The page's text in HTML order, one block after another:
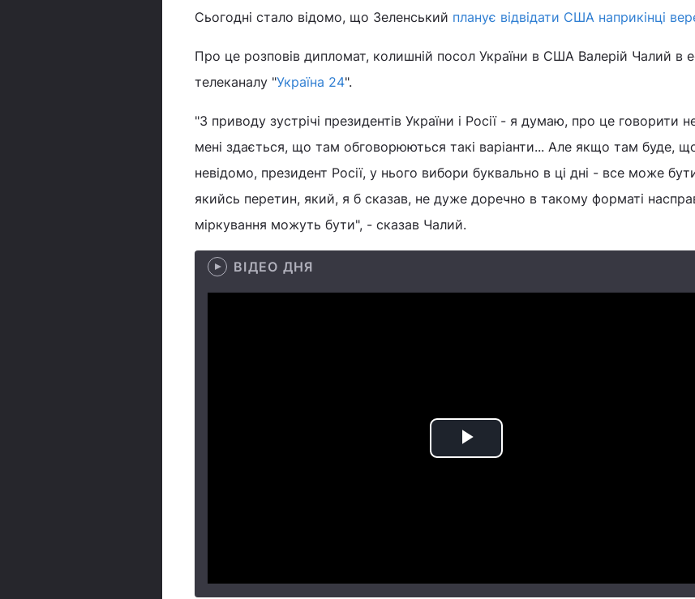
Сьогодні стало відомо, що Зеленський планує відвідати США наприкінці
Про це розповів дипломат, колишній посол України в США Валерій Чалий в
телеканалу "Україна 24".
"З приводу зустрічі президентів України і Росії - я думаю, про це говорити
мені здається, що там обговорюються такі варіанти... Але якщо там буде,
невідомо, президент Росії, у нього вибори буквально в ці дні - все може
якийсь перетин, який, я б сказав, не дуже доречно в такому форматі
міркування можуть бути", - сказав Чалий.
ВІДЕО ДНЯ
Play